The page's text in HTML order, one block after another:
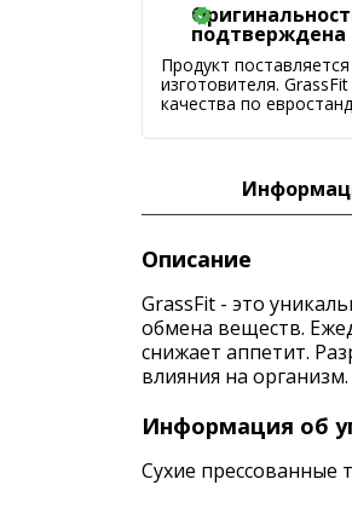
подтверждена
Продукт
изготовителя.
качества по
Описание
GrassFit - это
обмена веществ.
снижает аппетит.
влияния на организм.
Информация об
Сухие прессованные